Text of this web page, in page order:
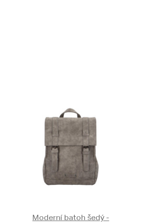
Moderní batoh šedý -